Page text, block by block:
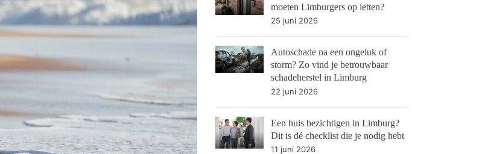
moeten Limburgers op letten?
25 juni 2026
Autoschade na een ongeluk of
storm? Zo vind je betrouwbaar
schadeherstel in Limburg
22 juni 2026
Een huis bezichtigen in Limburg?
Dit is dé checklist die je nodig hebt
11 juni 2026